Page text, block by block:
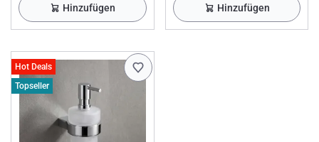
Hinzufügen Hinzufügen
Hot Deals
Topseller